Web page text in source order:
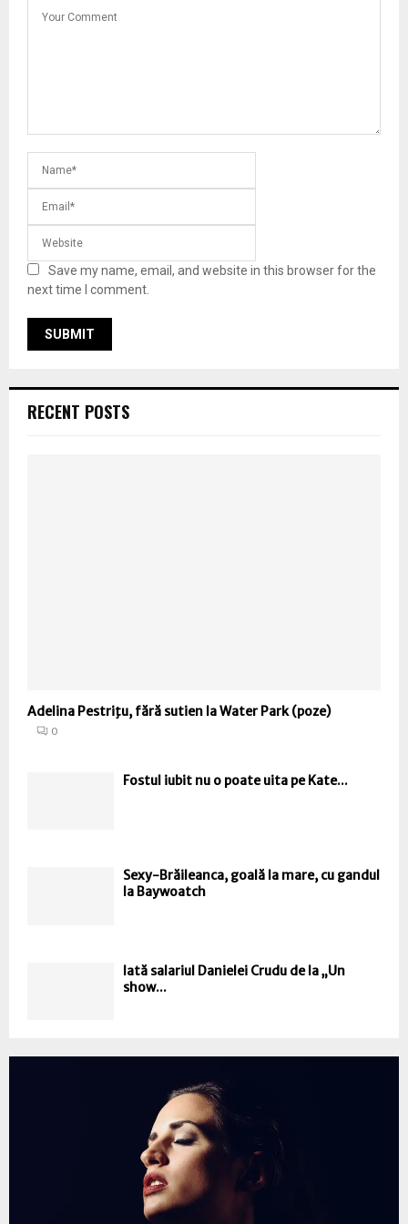
Save my name, email, and website in this browser for the
next time I comment.
RECENT POSTS
Adelina Pestriţu, fără sutien la Water Park (poze)
0
Fostul iubit nu o poate uita pe Kate...
Sexy-Brăileanca, goală la mare, cu gandul
la Baywoatch
Iată salariul Danielei Crudu de la „Un
show...